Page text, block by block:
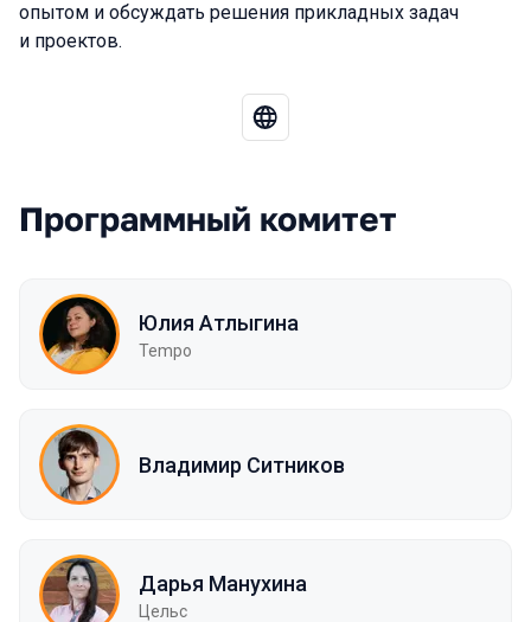
опытом и обсуждать решения прикладных задач
и проектов.
Программный комитет
Юлия Атлыгина
Tempo
Владимир Ситников
Дарья Манухина
Цельс